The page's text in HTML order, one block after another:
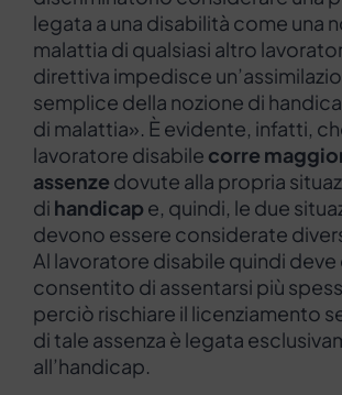
legata a una disabilità come una
malattia di qualsiasi altro
direttiva impedisce
semplice della nozione di
di malattia». È evidente, infatti,
lavoratore disabile corre
assenze dovute alla propria
di handicap e, quindi, le due
devono essere considerate
Al lavoratore disabile quindi deve
consentito di assentarsi più
perciò rischiare il licenziamento
di tale assenza è legata
all’handicap.